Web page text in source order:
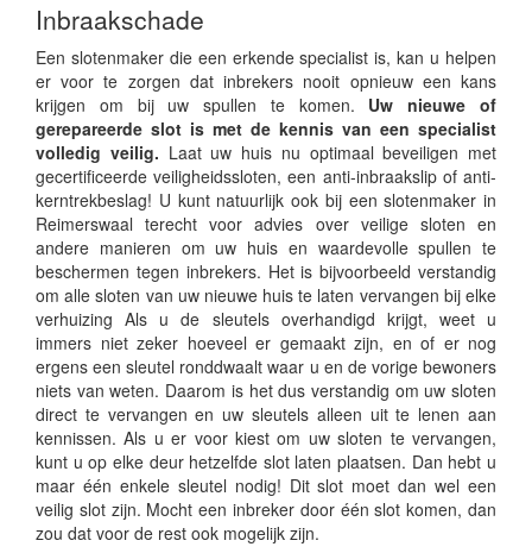
Inbraakschade
Een slotenmaker die een erkende specialist is, kan u helpen
er voor te zorgen dat inbrekers nooit opnieuw een kans
krijgen om bij uw spullen te komen. Uw nieuwe of
gerepareerde slot is met de kennis van een specialist
volledig veilig. Laat uw huis nu optimaal beveiligen met
gecertificeerde veiligheidssloten, een anti-inbraakslip of anti-
kerntrekbeslag! U kunt natuurlijk ook bij een slotenmaker in
Reimerswaal terecht voor advies over veilige sloten en
andere manieren om uw huis en waardevolle spullen te
beschermen tegen inbrekers. Het is bijvoorbeeld verstandig
om alle sloten van uw nieuwe huis te laten vervangen bij elke
verhuizing Als u de sleutels overhandigd krijgt, weet u
immers niet zeker hoeveel er gemaakt zijn, en of er nog
ergens een sleutel ronddwaalt waar u en de vorige bewoners
niets van weten. Daarom is het dus verstandig om uw sloten
direct te vervangen en uw sleutels alleen uit te lenen aan
kennissen. Als u er voor kiest om uw sloten te vervangen,
kunt u op elke deur hetzelfde slot laten plaatsen. Dan hebt u
maar één enkele sleutel nodig! Dit slot moet dan wel een
veilig slot zijn. Mocht een inbreker door één slot komen, dan
zou dat voor de rest ook mogelijk zijn.